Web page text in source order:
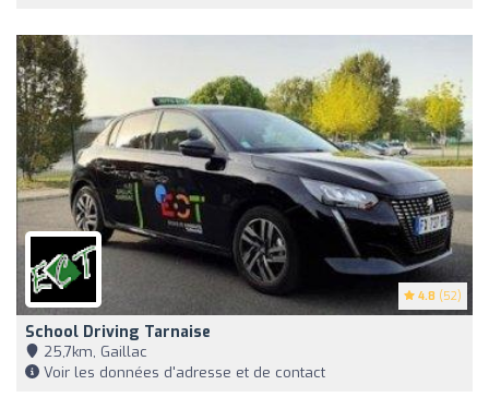
4.8 (52)
School Driving Tarnaise
25,7km, Gaillac
Voir les données d'adresse et de contact